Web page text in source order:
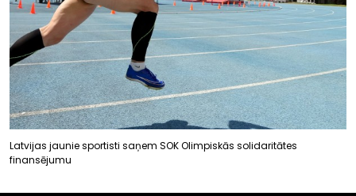
Latvijas jaunie sportisti saņem SOK Olimpiskās solidaritātes
finansējumu